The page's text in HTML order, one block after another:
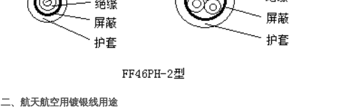
二、 航天航空用镀银线用途